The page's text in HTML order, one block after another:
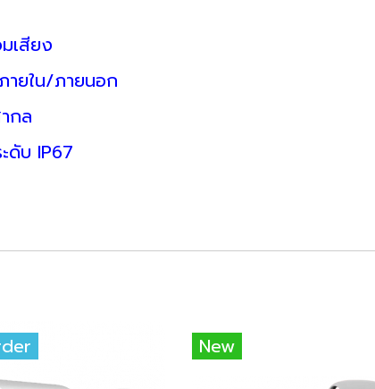
เสียง
ายใน/ภายนอก
กล
ดับ IP67
New